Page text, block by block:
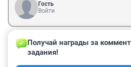
Гость
Войти
Гость
25 ноября 2025, 14:42
Давно пора ввести курортный
Получай награды за
задания!